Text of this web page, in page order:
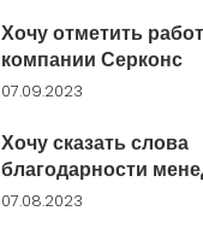
Хочу отметить
компании Серконс
07.09.2023
Хочу сказать слова
благодарности
Major...
07.08.2023